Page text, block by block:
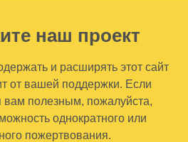
наш проект
и расширять этот сайт
от вашей поддержки. Если
вам полезным, пожалуйста,
однократного или
пожертвования.